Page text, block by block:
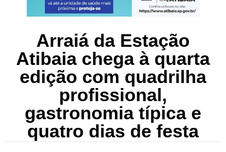
Arraiá da Estação
Atibaia chega à quarta
edição com quadrilha
profissional,
gastronomia típica e
quatro dias de festa